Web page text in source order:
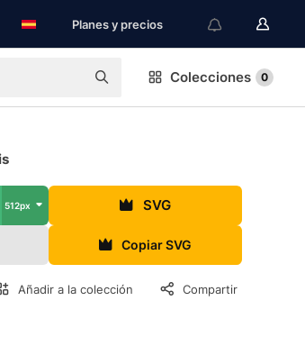
Planes y precios
Colecciones 0
512px SVG
Copiar SVG
Añadir a la colección Compartir